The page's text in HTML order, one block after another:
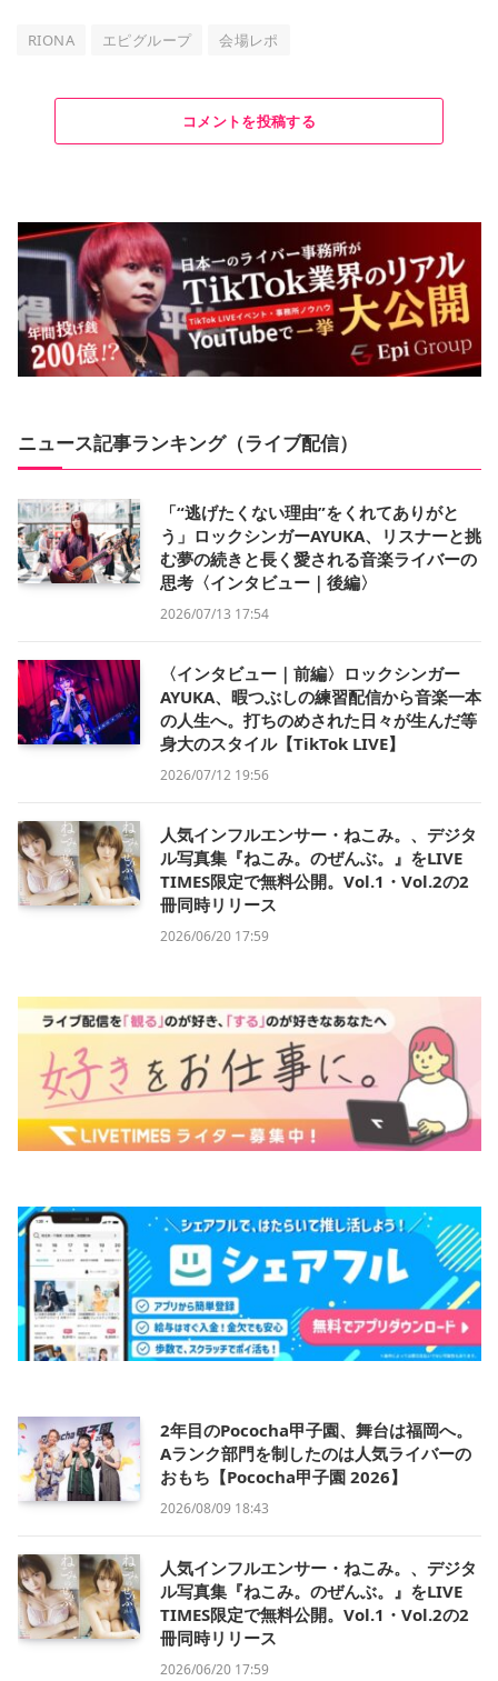
RIONA エピグループ 会場レポ
コメントを投稿する
ニュース記事ランキング（ライブ配信）
「“逃げたくない理由”をくれてありがと
う」ロックシンガーAYUKA、リスナーと挑
む夢の続きと長く愛される音楽ライバーの
思考〈インタビュー｜後編〉
2026/07/13 17:54
〈インタビュー｜前編〉ロックシンガー
AYUKA、暇つぶしの練習配信から音楽一本
の人生へ。打ちのめされた日々が生んだ等
身大のスタイル【TikTok LIVE】
2026/07/12 19:56
人気インフルエンサー・ねこみ。、デジタ
ル写真集『ねこみ。のぜんぶ。』をLIVE
TIMES限定で無料公開。Vol.1・Vol.2の2
冊同時リリース
2026/06/20 17:59
2年目のPococha甲子園、舞台は福岡へ。
Aランク部門を制したのは人気ライバーの
おもち【Pococha甲子園 2026】
2026/08/09 18:43
人気インフルエンサー・ねこみ。、デジタ
ル写真集『ねこみ。のぜんぶ。』をLIVE
TIMES限定で無料公開。Vol.1・Vol.2の2
冊同時リリース
2026/06/20 17:59